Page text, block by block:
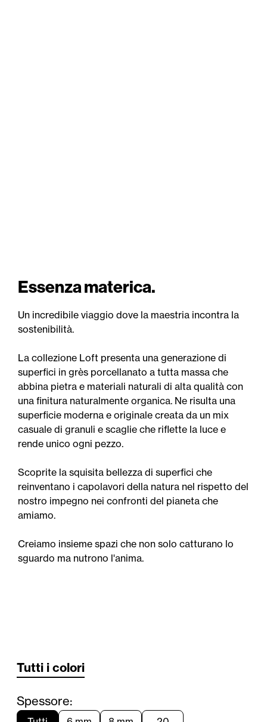
Essenza materica.
Un incredibile viaggio dove la maestria incontra la
sostenibilità.
La collezione Loft presenta una generazione di
superfici in grès porcellanato a tutta massa che
abbina pietra e materiali naturali di alta qualità con
una finitura naturalmente organica. Ne risulta una
superficie moderna e originale creata da un mix
casuale di granuli e scaglie che riflette la luce e
rende unico ogni pezzo.
Scoprite la squisita bellezza di superfici che
reinventano i capolavori della natura nel rispetto del
nostro impegno nei confronti del pianeta che
amiamo.
Creiamo insieme spazi che non solo catturano lo
sguardo ma nutrono l'anima.
Tutti i colori
Spessore: